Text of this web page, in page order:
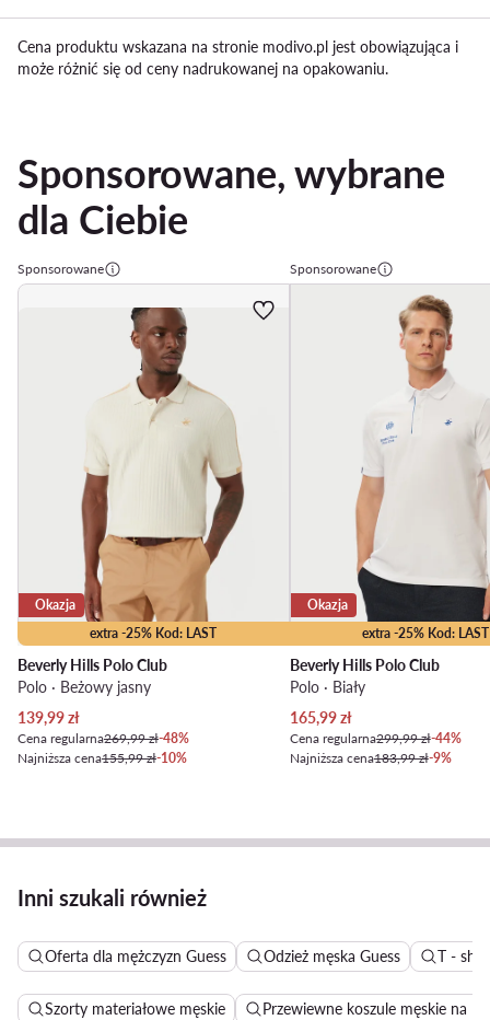
Cena produktu wskazana na stronie modivo.pl jest obowiązująca i
może różnić się od ceny nadrukowanej na opakowaniu.
Sponsorowane, wybrane
dla Ciebie
Sponsorowane
extra -25% Kod: LAST
Okazja
Beverly Hills Polo Club
Polo · Beżowy jasny
Aktualna cena
139,99zł
Cena regularna269,99 zł-48%
Najniższa cena155,99 zł-10%
Sponsorowane
extra -25% Kod: LAST
Okazja
Beverly Hills Polo Club
Polo · Biały
Aktualna cena
165,99zł
Cena regularna299,99 zł-44%
Najniższa cena183,99 zł-9%
Inni szukali również
Oferta dla mężczyzn Guess Odzież męska Guess T -
Szorty materiałowe męskie Przewiewne koszule męskie na